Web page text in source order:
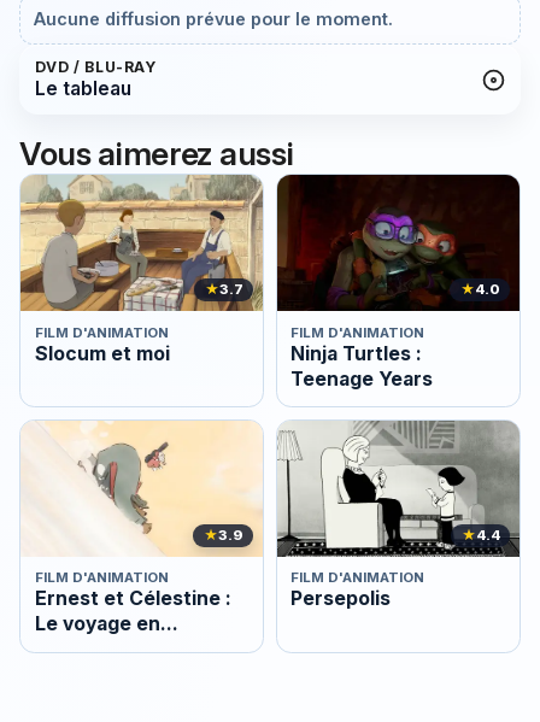
Aucune diffusion prévue pour le moment.
DVD / BLU-RAY
Le tableau
Vous aimerez aussi
★3.7
FILM D'ANIMATION
Slocum et moi
★4.0
FILM D'ANIMATION
Ninja Turtles :
Teenage Years
★3.9
FILM D'ANIMATION
Ernest et Célestine :
Le voyage en
Charabie
★4.4
FILM D'ANIMATION
Persepolis